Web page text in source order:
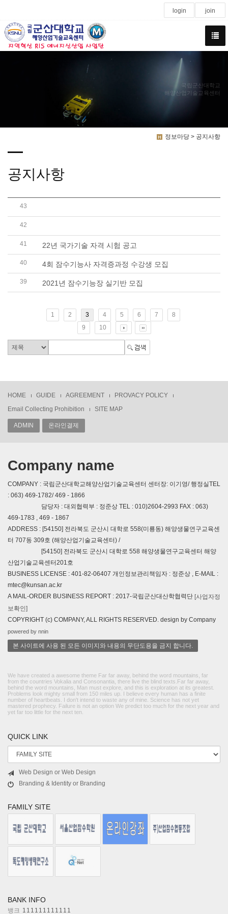
login join
국립군산대학교
해양산업기술교육센터
정보마당 > 공지사항
공지사항
43
42
41 22년 국가기술 자격 시험 공고
40 4회 잠수기능사 자격증과정 수강생 모집
39 2021년 잠수기능장 실기반 모집
1 2 3 4 5 6 7
8
9
10
HOME GUIDE AGREEMENT
PROVACY POLICY
Email Collecting Prohibition
SITE MAP
ADMIN 온라인결제
Company name
COMPANY : 국립군산대학교해양산업기술교육센터 센터장: 이기영/ 행정실TEL
: 063) 469-1782/ 469 - 1866
담당자 : 대외협력부 : 정준상 TEL : 010)2604-2993 FAX : 063)
469-1783 , 469 - 1867
ADDRESS : [54150] 전라북도 군산시 대학로 558(미룡동) 해양생물연구교육센
터 707동 309호 (해양산업기술교육센터) /
[54150] 전라북도 군산시 대학로 558 해양생물연구교육센터 해양
산업기술교육센터201호
BUSINESS LICENSE : 401-82-06407 개인정보관리책임자 : 정준상 , E-MAIL :
mtec@kunsan.ac.kr
A MAIL-ORDER BUSINESS REPORT : 2017-국립군산대산학협력단 [사업자정
보확인]
COPYRIGHT (c) COMPANY, ALL RIGHTS RESERVED. design by Company
powered by nnin
본 사이트에 사용 된 모든 이미지와 내용의 무단도용을 금지 합니다.
We have created a awesome theme Far far away, behind the word mountains, far
from the countries Vokalia and Consonantia, there live the blind texts.Far far away,
behind the word mountains, Man must explore, and this is exploration at its greatest.
Problems look mighty small from 150 miles up. I believe every human has a finite
number of heartbeats. I don't intend to waste any of mine. Science has not yet
mastered prophecy. Failure is not an option We predict too much for the next year and
yet far too little for the next ten.
QUICK LINK
Web Design or Web Design
Branding & Identity or Branding
FAMILY SITE
BANK INFO
뱅크 111111111111